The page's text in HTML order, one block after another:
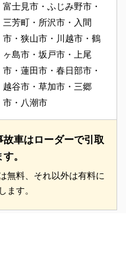
富士見市・ふじみ野市・
三芳町・所沢市・入間
市・狭山市・川越市・鶴
ヶ島市・坂戸市・上尾
市・蓮田市・春日部市・
越谷市・草加市・三郷
市・八潮市
車はローダーで引取
。
無料、それ以外は有料に
ます。